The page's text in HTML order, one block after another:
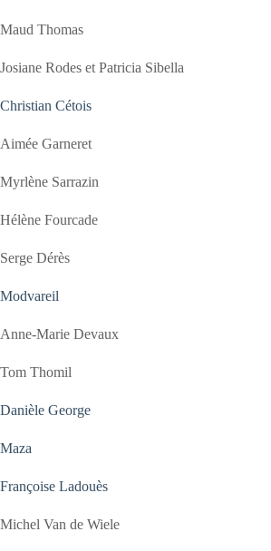
Maud Thomas
Josiane Rodes et Patricia Sibella
Christian Cétois
Aimée Garneret
Myrlène Sarrazin
Hélène Fourcade
Serge Dérès
Modvareil
Anne-Marie Devaux
Tom Thomil
Danièle George
Maza
Françoise Ladouès
Michel Van de Wiele